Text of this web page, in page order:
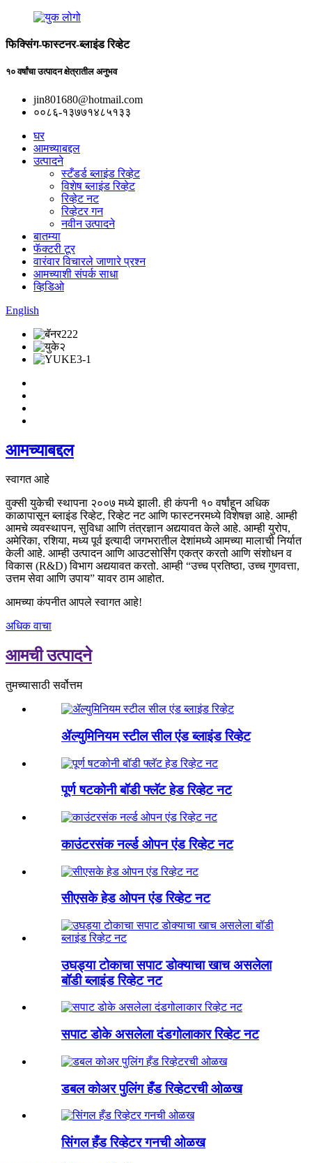
फिक्सिंग-फास्टनर-ब्लाइंड रिव्हेट
१० वर्षांचा उत्पादन क्षेत्रातील अनुभव
jin801680@hotmail.com
००८६-१३७७१४८५१३३
घर
आमच्याबद्दल
उत्पादने
स्टँडर्ड ब्लाइंड रिव्हेट
विशेष ब्लाइंड रिव्हेट
रिव्हेट नट
रिव्हेटर गन
नवीन उत्पादने
बातम्या
फॅक्टरी टूर
वारंवार विचारले जाणारे प्रश्न
आमच्याशी संपर्क साधा
व्हिडिओ
English
आमच्याबद्दल
स्वागत आहे
वुक्सी युकेची स्थापना २००७ मध्ये झाली. ही कंपनी १० वर्षांहून अधिक
काळापासून ब्लाइंड रिव्हेट, रिव्हेट नट आणि फास्टनरमध्ये विशेषज्ञ आहे. आम्ही
आमचे व्यवस्थापन, सुविधा आणि तंत्रज्ञान अद्ययावत केले आहे. आम्ही युरोप,
अमेरिका, रशिया, मध्य पूर्व इत्यादी जगभरातील देशांमध्ये आमच्या मालाची निर्यात
केली आहे. आम्ही उत्पादन आणि आउटसोर्सिंग एकत्र करतो आणि संशोधन व
विकास (R&D) विभाग अद्ययावत करतो. आम्ही “उच्च प्रतिष्ठा, उच्च गुणवत्ता,
उत्तम सेवा आणि उपाय” यावर ठाम आहोत.
आमच्या कंपनीत आपले स्वागत आहे!
अधिक वाचा
आमची उत्पादने
तुमच्यासाठी सर्वोत्तम
ॲल्युमिनियम स्टील सील एंड ब्लाइंड रिव्हेट
पूर्ण षटकोनी बॉडी फ्लॅट हेड रिव्हेट नट
काउंटरसंक नर्ल्ड ओपन एंड रिव्हेट नट
सीएसके हेड ओपन एंड रिव्हेट नट
उघड्या टोकाचा सपाट डोक्याचा खाच असलेला
बॉडी ब्लाइंड रिव्हेट नट
सपाट डोके असलेला दंडगोलाकार रिव्हेट नट
डबल कोअर पुलिंग हँड रिव्हेटरची ओळख
सिंगल हँड रिव्हेटर गनची ओळख